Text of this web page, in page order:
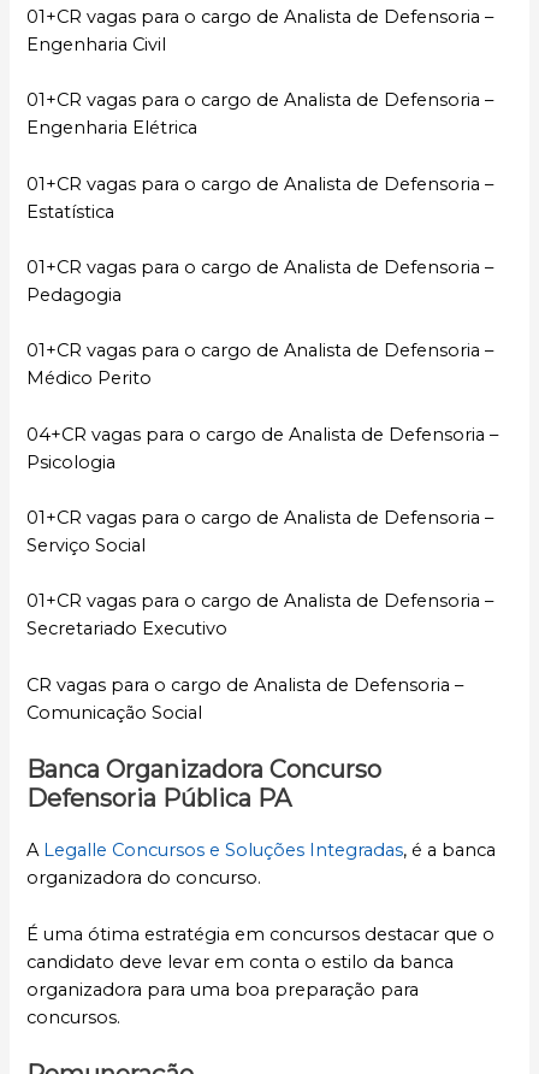
01+CR vagas para o cargo de Analista de Defensoria –
Engenharia Civil
01+CR vagas para o cargo de Analista de Defensoria –
Engenharia Elétrica
01+CR vagas para o cargo de Analista de Defensoria –
Estatística
01+CR vagas para o cargo de Analista de Defensoria –
Pedagogia
01+CR vagas para o cargo de Analista de Defensoria –
Médico Perito
04+CR vagas para o cargo de Analista de Defensoria –
Psicologia
01+CR vagas para o cargo de Analista de Defensoria –
Serviço Social
01+CR vagas para o cargo de Analista de Defensoria –
Secretariado Executivo
CR vagas para o cargo de Analista de Defensoria –
Comunicação Social
Banca Organizadora Concurso
Defensoria Pública PA
A Legalle Concursos e Soluções Integradas, é a banca
organizadora do concurso.
É uma ótima estratégia em concursos destacar que o
candidato deve levar em conta o estilo da banca
organizadora para uma boa preparação para
concursos.